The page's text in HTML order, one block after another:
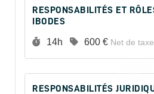
RESPONSABILITÉS ET
IBODES
Durée :
14h Prix :
600 € Net de taxe
RESPONSABILITÉS